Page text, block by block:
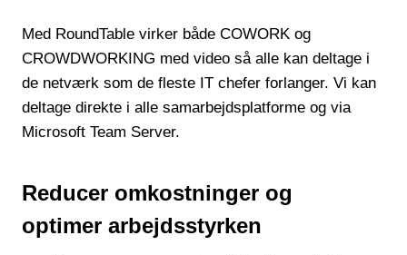
Med RoundTable virker både COWORK og
CROWDWORKING med video så alle kan deltage i
de netværk som de fleste IT chefer forlanger. Vi kan
deltage direkte i alle samarbejdsplatforme og via
Microsoft Team Server.
Reducer omkostninger og
optimer arbejdsstyrken